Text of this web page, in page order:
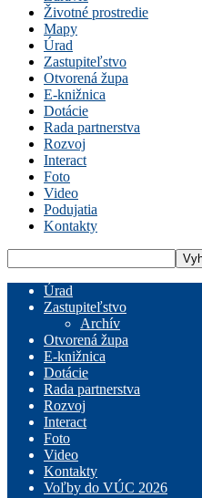
Životné prostredie
Mapy
Úrad
Zastupiteľstvo
Otvorená župa
E-knižnica
Dotácie
Rada partnerstva
Rozvoj
Interact
Foto
Video
Podujatia
Kontakty
Úrad
Zastupiteľstvo
Archív
Otvorená župa
E-knižnica
Dotácie
Rada partnerstva
Rozvoj
Interact
Foto
Video
Kontakty
Voľby do VÚC 2026